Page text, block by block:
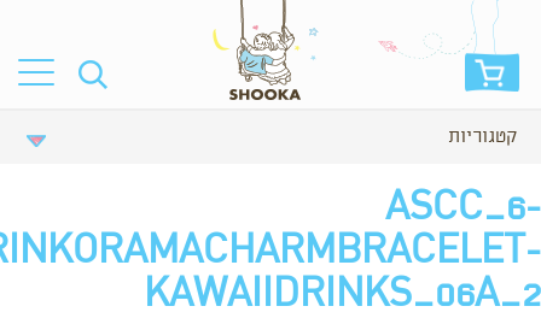
קטגוריות
ASCC_6-
KAWAIIDRINKS_06A_2